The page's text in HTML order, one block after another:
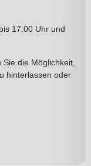
17:00 Uhr und
die Möglichkeit,
hinterlassen oder